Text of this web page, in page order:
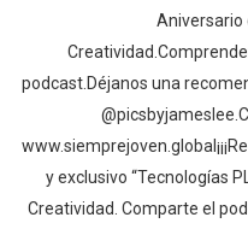
Aniversario
podcast.Déjanos una
y exclusivo “Tecnologías
Creatividad. Comparte el